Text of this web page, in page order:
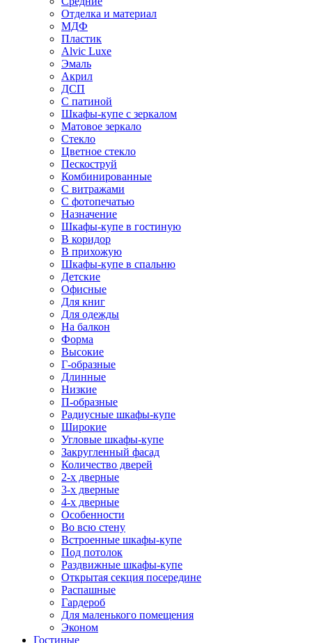
Отделка и материал
МДФ
Пластик
Alvic Luxe
Эмаль
Акрил
ДСП
С патиной
Шкафы-купе с зеркалом
Матовое зеркало
Стекло
Цветное стекло
Пескоструй
Комбинированные
С витражами
С фотопечатью
Назначение
Шкафы-купе в гостиную
В коридор
В прихожую
Шкафы-купе в спальню
Детские
Офисные
Для книг
Для одежды
На балкон
Форма
Высокие
Г-образные
Длинные
Низкие
П-образные
Радиусные шкафы-купе
Широкие
Угловые шкафы-купе
Закругленный фасад
Количество дверей
2-х дверные
3-х дверные
4-х дверные
Особенности
Во всю стену
Встроенные шкафы-купе
Под потолок
Раздвижные шкафы-купе
Открытая секция посередине
Распашные
Гардероб
Для маленького помещения
Эконом
Гостиные